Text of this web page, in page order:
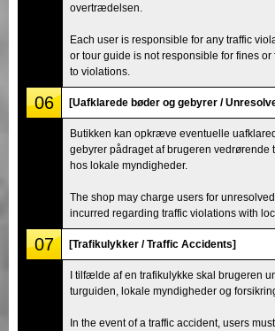
overtrædelsen.
Each user is responsible for any traffic
or tour guide is not responsible for fines or
to violations.
06 [Uafklarede bøder og gebyrer /
Butikken kan opkræve eventuelle
gebyrer pådraget af brugeren
hos lokale myndigheder.
The shop may charge users for
incurred regarding traffic violations with
07 [Trafikulykker / Traffic Accidents]
I tilfælde af en trafikulykke skal brugeren
turguiden, lokale myndigheder og
In the event of a traffic accident, users